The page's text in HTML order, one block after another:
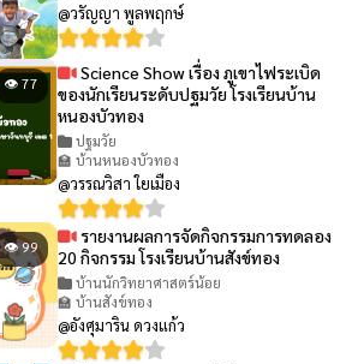
@วรัญญา พูลพฤกษ์
👁 77
Science Show เรื่อง ภูเขาไฟระเบิด
ของนักเรียนระดับปฐมวัย โรงเรียนบ้าน
หนองบัวทอง
ปฐมวัย
🏫 บ้านหนองบัวทอง
@วรรณวิสา ใยเมือง
👁 99
รายงานผลการจัดกิจกรรมการทดลอง
20 กิจกรรม โรงเรียนบ้านสังข์ทอง
บ้านนักวิทยาศาสตร์น้อย
🏫 บ้านสังข์ทอง
@อังศุมาริน ดวงแก้ว